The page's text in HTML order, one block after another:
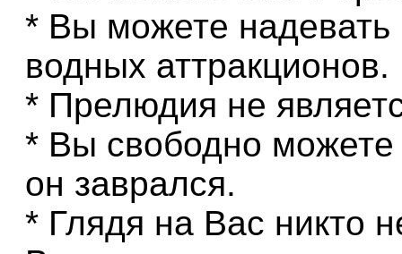
* Вы можете надевать
водных аттракционов.
* Прелюдия не
* Вы свободно можете
он заврался.
* Глядя на Вас никто